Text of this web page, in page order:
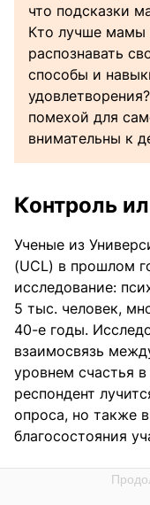
что подсказки
Кто лучше мамы
распознавать
способы и
помехой для
внимательны к
Контроль
Ученые из
(UCL) в прошлом
исследование:
5 тыс. человек,
40-е годы.
взаимосвязь
уровнем счастья
респондент
опроса, но также
благосостояния